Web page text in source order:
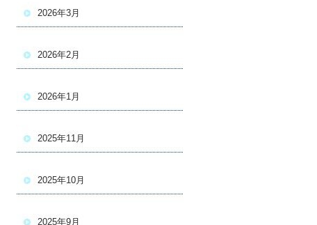
2026年3月
2026年2月
2026年1月
2025年11月
2025年10月
2025年9月